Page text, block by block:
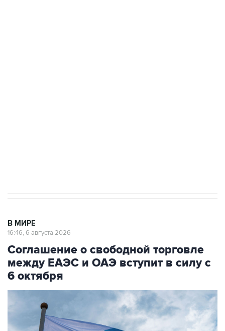
В МИРЕ
16:46, 6 августа 2026
Соглашение о свободной торговле
между ЕАЭС и ОАЭ вступит в силу с
6 октября